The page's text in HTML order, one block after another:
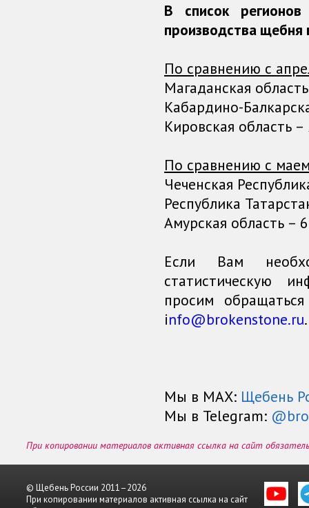
В список
производства
По сравнению с
Магаданская
Кабардино-
Кировская область
По сравнению с
Чеченская
Республика
Амурская область –
Если Вам
статистическую
просим
info@brokenstone.ru.
Мы в МАХ: Щебень
Мы в Telegram:
При копировании материалов активная ссылка на сайт
© Щебень России 2011–2026
При копировании материалов активная ссылка на сайт